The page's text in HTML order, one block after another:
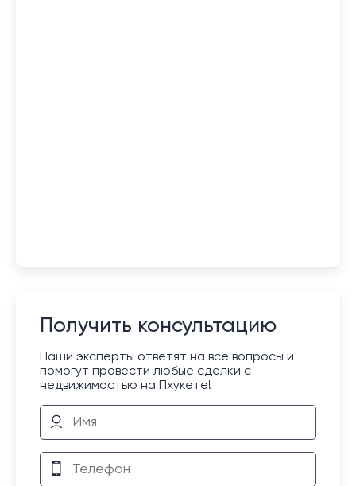
Получить консультацию
Наши эксперты ответят на все вопросы и
помогут провести любые сделки с
недвижимостью на Пхукете!